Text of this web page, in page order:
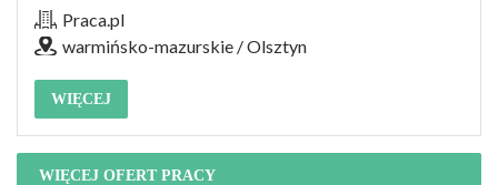
Praca.pl
warmińsko-mazurskie / Olsztyn
WIĘCEJ
WIĘCEJ OFERT PRACY